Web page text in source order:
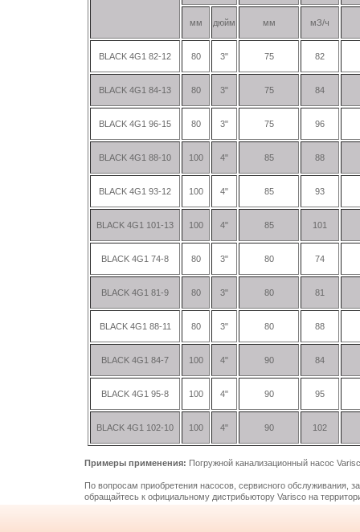
мм дюйм мм мЗ/ч
BLACK 4G1 82-12 80 3" 75 82
BLACK 4G1 84-13 80 3" 75 84
BLACK 4G1 96-15 80 3" 75 96
BLACK 4G1 88-10 100 4" 85 88
BLACK 4G1 93-12 100 4" 85 93
BLACK 4G1 101-13 100 4" 85 101
BLACK 4G1 74-8 80 3" 80 74
BLACK 4G1 81-9 80 3" 80 81
BLACK 4G1 88-11 80 3" 80 88
BLACK 4G1 84-7 100 4" 90 84
BLACK 4G1 95-8 100 4" 90 95
BLACK 4G1 102-10 100 4" 90 102
Примеры применения: Погружной канализационный насос
По вопросам приобретения насосов, сервисного обслуживания,
обращайтесь к официальному дистрибьютору Varisco на